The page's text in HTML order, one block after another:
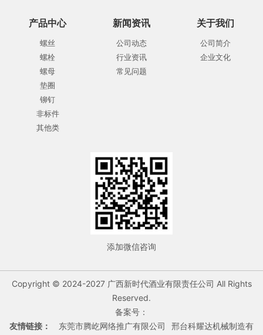
产品中心
螺丝
螺栓
螺母
垫圈
铆钉
非标件
其他类
新闻资讯
公司动态
行业资讯
常见问题
关于我们
公司简介
企业文化
添加微信咨询
Copyright © 2024-2027 广西新时代酒业有限责任公司 All Rights
Reserved.
备案号：
友情链接：
东莞市腾屹网络推广有限公司
邢台科耀达机械制造有